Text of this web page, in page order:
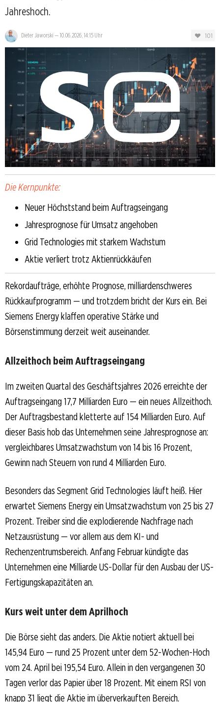
Jahreshoch.
Dieter Jaworski — 10.06.2026, 14:15 Uhr 101
Die Kernpunkte:
Neuer Höchststand beim Auftragseingang
Jahresprognose für Umsatz angehoben
Grid Technologies mit starkem Wachstum
Aktie verliert trotz Aktienrückkäufen
Rekordaufträge, erhöhte Prognose, milliardenschweres
Rückkaufprogramm — und trotzdem bricht der Kurs ein. Bei
Siemens Energy klaffen operative Stärke und
Börsenstimmung derzeit weit auseinander.
Allzeithoch beim Auftragseingang
Im zweiten Quartal des Geschäftsjahres 2026 erreichte der
Auftragseingang 17,7 Milliarden Euro — ein neues Allzeithoch.
Der Auftragsbestand kletterte auf 154 Milliarden Euro. Auf
dieser Basis hob das Unternehmen seine Jahresprognose an:
vergleichbares Umsatzwachstum von 14 bis 16 Prozent,
Gewinn nach Steuern von rund 4 Milliarden Euro.
Besonders das Segment Grid Technologies läuft heiß. Hier
erwartet Siemens Energy ein Umsatzwachstum von 25 bis 27
Prozent. Treiber sind die explodierende Nachfrage nach
Netzausrüstung — vor allem aus dem KI- und
Rechenzentrumsbereich. Anfang Februar kündigte das
Unternehmen eine Milliarde US-Dollar für den Ausbau der US-
Fertigungskapazitäten an.
Kurs weit unter dem Aprilhoch
Die Börse sieht das anders. Die Aktie notiert aktuell bei
145,94 Euro — rund 25 Prozent unter dem 52-Wochen-Hoch
vom 24. April bei 195,54 Euro. Allein in den vergangenen 30
Tagen verlor das Papier über 18 Prozent. Mit einem RSI von
knapp 31 liegt die Aktie im überverkauften Bereich.